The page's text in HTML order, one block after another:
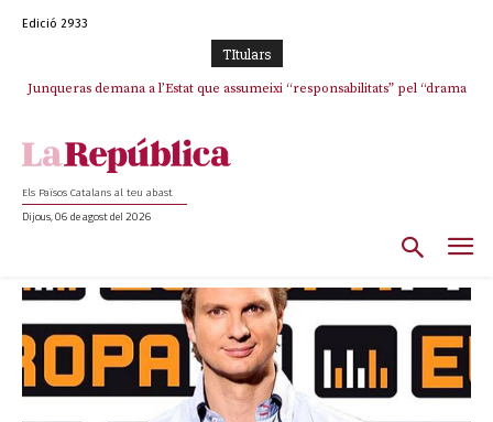
Edició 2933
TItulars
Junqueras demana a l’Estat que assumeixi “responsabilitats” pel “drama
Els Països Catalans al teu abast
Dijous, 06 de agost del 2026